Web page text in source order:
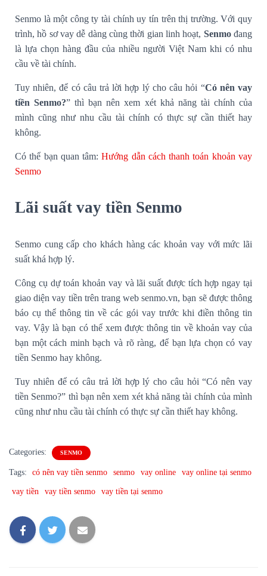
Senmo là một công ty tài chính uy tín trên thị trường. Với quy
trình, hồ sơ vay dễ dàng cùng thời gian linh hoạt, Senmođang
là lựa chọn hàng đầu của nhiều người Việt Nam khi có nhu
cầu về tài chính.
Tuy nhiên, để có câu trả lời hợp lý cho câu hỏi “Có nên vay
tiền Senmo?” thì bạn nên xem xét khả năng tài chính của
mình cũng như nhu cầu tài chính có thực sự cần thiết hay
không.
Có thể bạn quan tâm:Hướng dẫn cách thanh toán khoản vay
Senmo
Lãi suất vay tiền Senmo
Senmo cung cấp cho khách hàng các khoản vay với mức lãi
suất khá hợp lý.
Công cụ dự toán khoản vay và lãi suất được tích hợp ngay tại
giao diện vay tiền trên trang web senmo.vn, bạn sẽ được thông
báo cụ thể thông tin về các gói vay trước khi điền thông tin
vay. Vậy là bạn có thể xem được thông tin về khoản vay của
bạn một cách minh bạch và rõ ràng, để bạn lựa chọn có vay
tiền Senmo hay không.
Tuy nhiên để có câu trả lời hợp lý cho câu hỏi “Có nên vay
tiền Senmo?” thì bạn nên xem xét khả năng tài chính của mình
cũng như nhu cầu tài chính có thực sự cần thiết hay không.
Categories: SENMO
Tags: có nên vay tiền senmo senmo vay online vay online tại senmo
vay tiền vay tiền senmo vay tiền tại senmo